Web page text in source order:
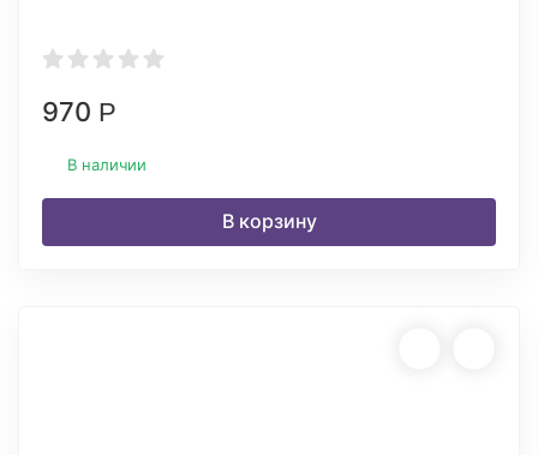
970 Р
В наличии
В корзину